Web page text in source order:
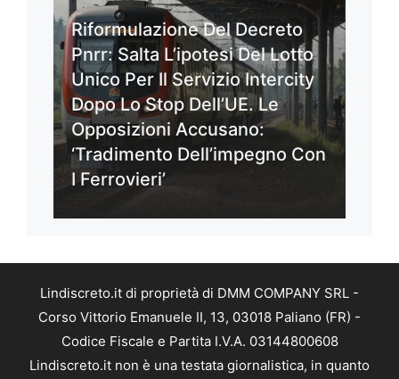
Riformulazione Del Decreto
Pnrr: Salta L’ipotesi Del Lotto
Unico Per Il Servizio Intercity
Dopo Lo Stop Dell’UE. Le
Opposizioni Accusano:
‘Tradimento Dell’impegno Con
I Ferrovieri’
Lindiscreto.it di proprietà di DMM COMPANY SRL -
Corso Vittorio Emanuele II, 13, 03018 Paliano (FR) -
Codice Fiscale e Partita I.V.A. 03144800608
Lindiscreto.it non è una testata giornalistica, in quanto